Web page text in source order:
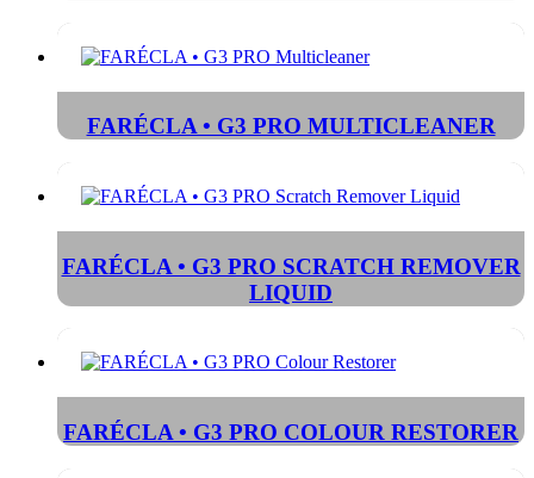
FARÉCLA • G3 PRO MULTICLEANER
FARÉCLA • G3 PRO SCRATCH REMOVER
LIQUID
FARÉCLA • G3 PRO COLOUR RESTORER